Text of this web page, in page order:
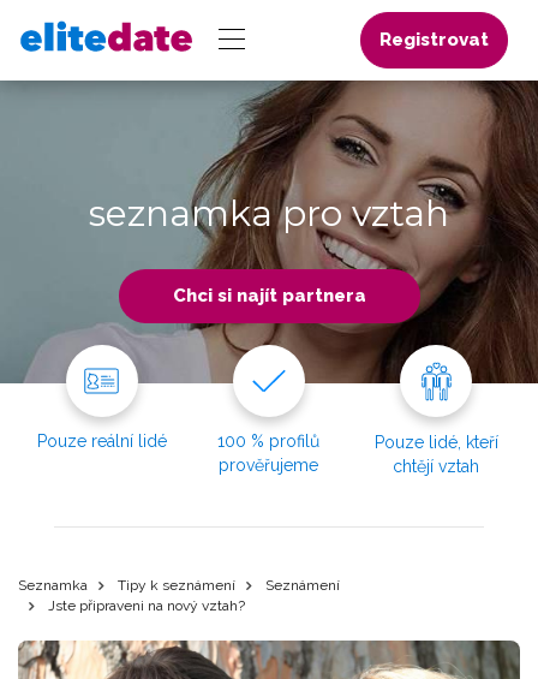
Registrovat
seznamka pro vztah
Chci si najít partnera
Pouze reální lidé
100 % profilů
prověřujeme
Pouze lidé, kteří
chtějí vztah
Seznamka Tipy k seznámení
Seznámení
Jste připraveni na nový vztah?